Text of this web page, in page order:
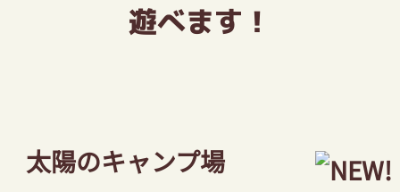
遊べます！
太陽のキャンプ場